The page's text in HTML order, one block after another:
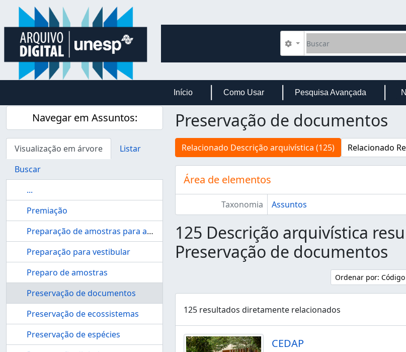
Skip to main content
Buscar
Opções de busca
Início Como Usar Pesquisa Avançada
Navegar em Assuntos:
Visualização em árvore
Listar
Buscar
...
Premiação
Preparação de amostras para análise
Preparação para vestibular
Preparo de amostras
Preservação de documentos
Preservação de ecossistemas
Preservação de espécies
Preservação de documentos
Relacionado Descrição arquivística (125) Relacionado
Área de elementos
Taxonomia Assuntos
125 Descrição arquivística
Preservação de documentos
Ordenar por:
125 resultados diretamente relacionados
CEDAP